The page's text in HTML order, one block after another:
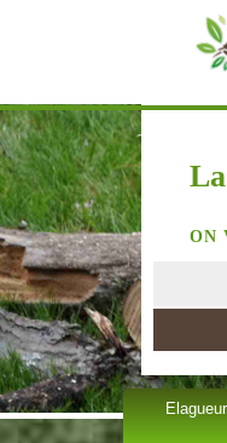
ON